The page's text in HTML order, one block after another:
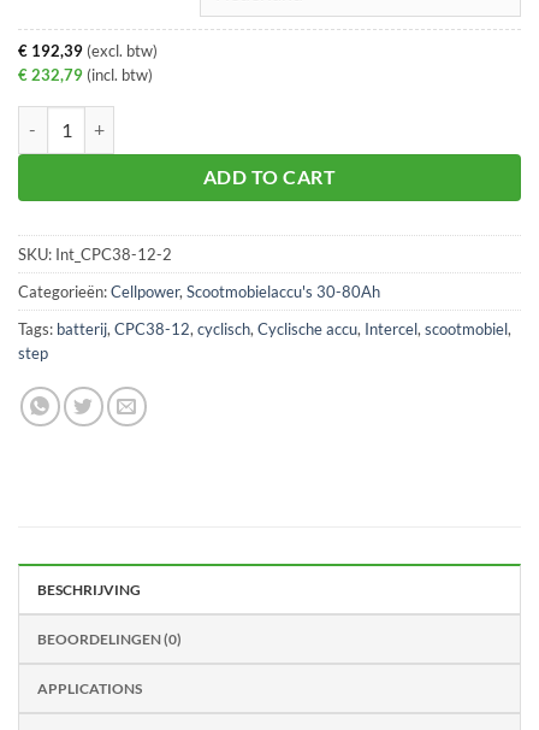
€ 192,39 (excl. btw)
€232,79 (incl. btw)
ADD TO CART
SKU: Int_CPC38-12-2
Categorieën:Cellpower,Scootmobielaccu's 30-80Ah
Tags: batterij,CPC38-12,cyclisch,Cyclische accu, Intercel,scootmobiel,
step
BESCHRIJVING
BEOORDELINGEN (0)
APPLICATIONS